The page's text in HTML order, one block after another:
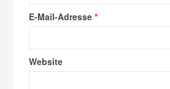
E-Mail-Adresse*
Website